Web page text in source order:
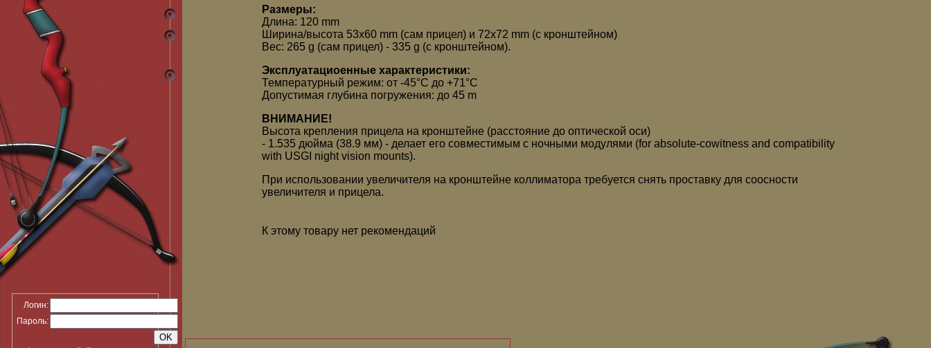
Логин:
Пароль:
Размеры:
Длина: 120 mm
Ширина/высота 53x60 mm (сам прицел) и 72x72 mm (с кронштейном)
Вес: 265 g (сам прицел) - 335 g (с кронштейном).
Эксплуатациоенные характеристики:
Температурный режим: от -45°C до +71°C
Допустимая глубина погружения: до 45 m
ВНИМАНИЕ!
Высота крепления прицела на кронштейне (расстояние до оптической оси)
- 1.535 дюйма (38.9 мм) - делает его совместимым с ночными модулями (for absolute-cowitness and compatibility
with USGI night vision mounts).
При использовании увеличителя на кронштейне коллиматора требуется снять проставку для соосности
увеличителя и прицела.
К этому товару нет рекомендаций